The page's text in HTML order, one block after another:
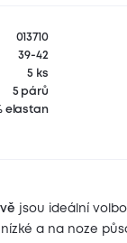
013710
39-42
5 ks
5 párů
elastan
pro
jsou ideální
a na noze